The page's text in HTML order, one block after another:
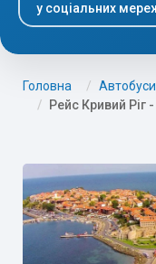
у соціальних
Головна
Рейс Кривий Ріг